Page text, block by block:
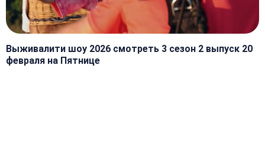
Выживалити шоу 2026 смотреть 3 сезон 2 выпуск 20
февраля на Пятнице